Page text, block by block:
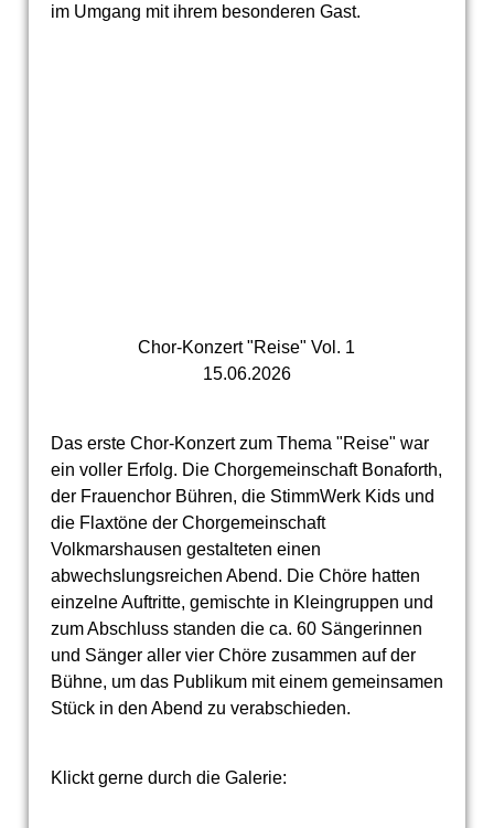
im Umgang mit ihrem besonderen Gast.
Chor-Konzert "Reise" Vol. 1
15.06.2026
Das erste Chor-Konzert zum Thema "Reise" war
ein voller Erfolg. Die Chorgemeinschaft Bonaforth,
der Frauenchor Bühren, die StimmWerk Kids und
die Flaxtöne der Chorgemeinschaft
Volkmarshausen gestalteten einen
abwechslungsreichen Abend. Die Chöre hatten
einzelne Auftritte, gemischte in Kleingruppen und
zum Abschluss standen die ca. 60 Sängerinnen
und Sänger aller vier Chöre zusammen auf der
Bühne, um das Publikum mit einem gemeinsamen
Stück in den Abend zu verabschieden.
Klickt gerne durch die Galerie: